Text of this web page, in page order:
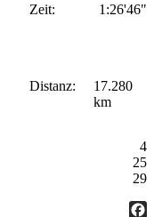
Zeit: 1:26'46"
Distanz: 17.280
km
4
25
29